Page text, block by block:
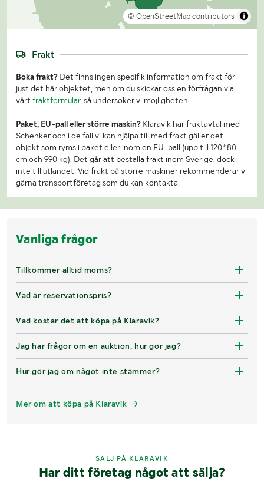
© OpenStreetMap contributors
Frakt
Boka frakt? Det finns ingen specifik information om frakt för
just det här objektet, men om du skickar oss en förfrågan via
vårt fraktformulär, så undersöker vi möjligheten.
Paket, EU-pall eller större maskin? Klaravik har fraktavtal med
Schenker och i de fall vi kan hjälpa till med frakt gäller det
objekt som ryms i paket eller inom en EU-pall (upp till 120*80
cm och 990 kg). Det går att beställa frakt inom Sverige, dock
inte till utlandet. Vid frakt på större maskiner rekommenderar vi
gärna transportföretag som du kan kontakta.
Vanliga frågor
Tillkommer alltid moms?
Vad är reservationspris?
Vad kostar det att köpa på Klaravik?
Jag har frågor om en auktion, hur gör jag?
Hur gör jag om något inte stämmer?
Mer om att köpa på Klaravik
SÄLJ PÅ KLARAVIK
Har ditt företag något att sälja?